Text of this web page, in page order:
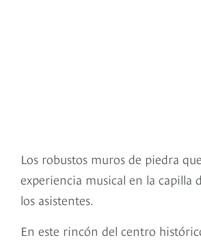
Los robustos muros de piedra
experiencia musical en la capilla
los asistentes.
En este rincón del centro